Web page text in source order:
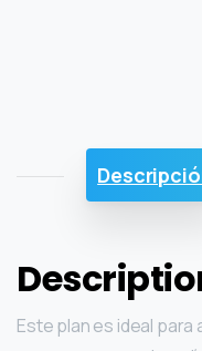
Este plan es ideal